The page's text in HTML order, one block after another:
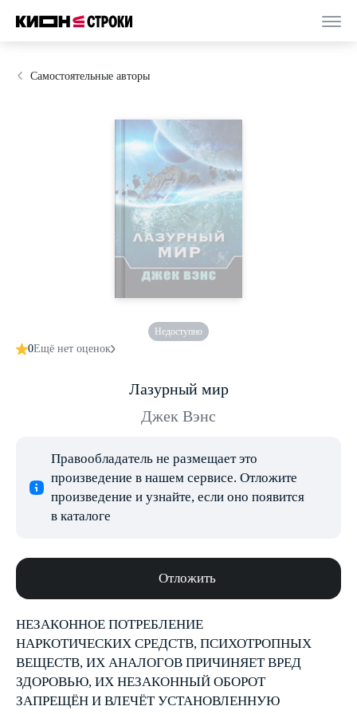
Самостоятельные авторы
Недоступно
0Ещё нет оценок
Лазурный мир
Джек Вэнс
Правообладатель не размещает это
произведение в нашем сервисе. Отложите
произведение и узнайте, если оно появится
в каталоге
Отложить
НЕЗАКОННОЕ ПОТРЕБЛЕНИЕ
НАРКОТИЧЕСКИХ СРЕДСТВ, ПСИХОТРОПНЫХ
ВЕЩЕСТВ, ИХ АНАЛОГОВ ПРИЧИНЯЕТ ВРЕД
ЗДОРОВЬЮ, ИХ НЕЗАКОННЫЙ ОБОРОТ
ЗАПРЕЩЁН И ВЛЕЧЁТ УСТАНОВЛЕННУЮ